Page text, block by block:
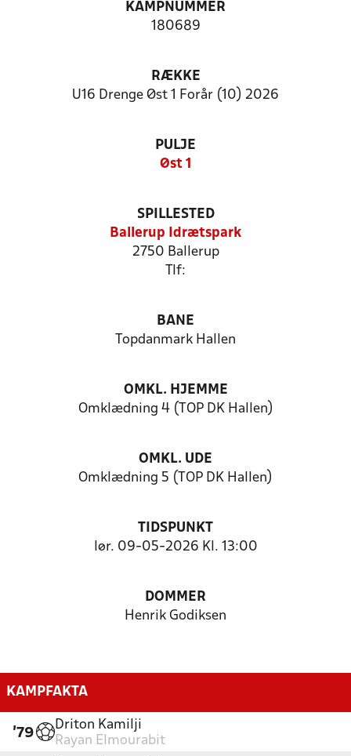
KAMPNUMMER
180689
RÆKKE
U16 Drenge Øst 1 Forår (10) 2026
PULJE
Øst 1
SPILLESTED
Ballerup Idrætspark
2750 Ballerup
Tlf:
BANE
Topdanmark Hallen
OMKL. HJEMME
Omklædning 4 (TOP DK Hallen)
OMKL. UDE
Omklædning 5 (TOP DK Hallen)
TIDSPUNKT
lør. 09-05-2026 Kl. 13:00
DOMMER
Henrik Godiksen
KAMPFAKTA
'79
Driton Kamilji
Rayan Elmourabit